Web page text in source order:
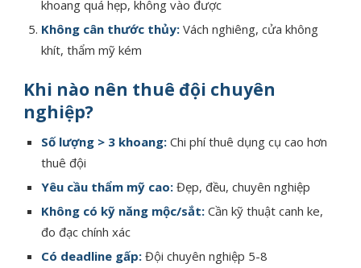
khoang quá hẹp, không vào được
Không cân thước thủy: Vách nghiêng, cửa không
khít, thẩm mỹ kém
Khi nào nên thuê đội chuyên
nghiệp?
Số lượng > 3 khoang: Chi phí thuê dụng cụ cao hơn
thuê đội
Yêu cầu thẩm mỹ cao: Đẹp, đều, chuyên nghiệp
Không có kỹ năng mộc/sắt: Cần kỹ thuật canh ke,
đo đạc chính xác
Có deadline gấp: Đội chuyên nghiệp 5-8